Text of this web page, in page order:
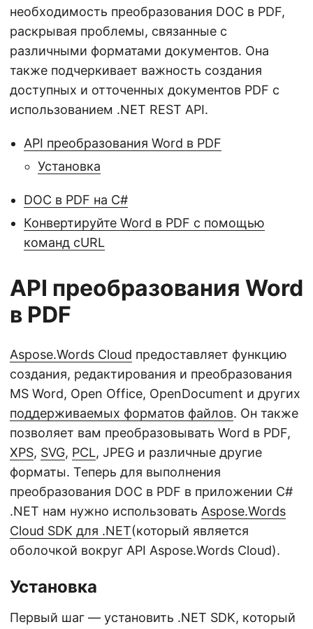
необходимость преобразования DOC в PDF,
раскрывая проблемы, связанные с
различными форматами документов. Она
также подчеркивает важность создания
доступных и отточенных документов PDF с
использованием .NET REST API.
API преобразования Word в PDF
Установка
DOC в PDF на C#
Конвертируйте Word в PDF с помощью
команд cURL
API преобразования Word
в PDF
Aspose.Words Cloud предоставляет функцию
создания, редактирования и преобразования
MS Word, Open Office, OpenDocument и других
поддерживаемых форматов файлов. Он также
позволяет вам преобразовывать Word в PDF,
XPS, SVG, PCL, JPEG и различные другие
форматы. Теперь для выполнения
преобразования DOC в PDF в приложении C#
.NET нам нужно использовать Aspose.Words
Cloud SDK для .NET(который является
оболочкой вокруг API Aspose.Words Cloud).
Установка
Первый шаг — установить .NET SDK, который